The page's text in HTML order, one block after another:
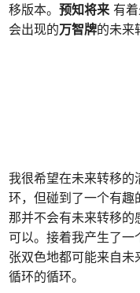
移版本。预知将来有
会出现的万智牌的未来
我很希望在未来转移
环，但碰到了一个有趣
那并不会有未来转移
可以。接着我产生了
张双色地都可能来自
循环的循环。